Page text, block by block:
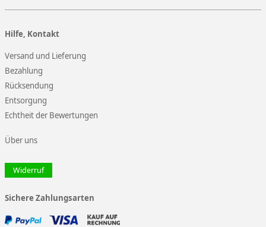
Hilfe, Kontakt
Versand und Lieferung
Bezahlung
Rücksendung
Entsorgung
Echtheit der Bewertungen
Über uns
Widerruf
Sichere Zahlungsarten